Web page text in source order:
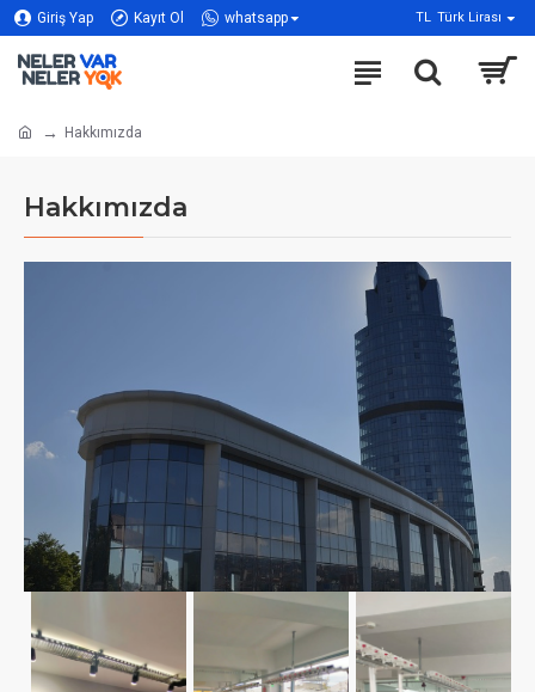
Giriş Yap Kayıt Ol whatsapp TL Türk Lirası
Hakkımızda
Hakkımızda